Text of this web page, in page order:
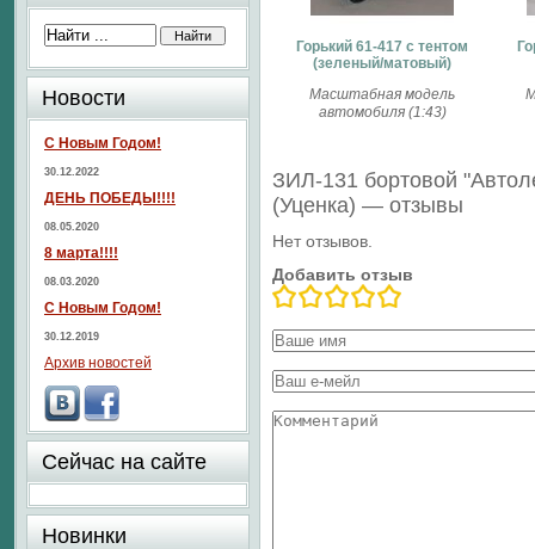
Горький 61-417 с тентом
(зеленый/матовый)
Масштабная модель
автомобиля (1:43)
ЗИЛ-131 бортовой
(Уценка) — отзывы
Нет отзывов.
Добавить отзыв
Новости
С Новым Годом!
30.12.2022
ДЕНЬ ПОБЕДЫ!!!!
08.05.2020
8 марта!!!!
08.03.2020
С Новым Годом!
30.12.2019
Архив новостей
Сейчас на сайте
Новинки